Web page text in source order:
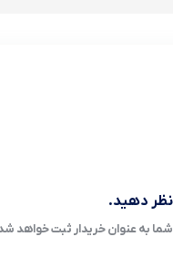
نظر دهید.
شما به عنوان خریدار ثبت خواهد